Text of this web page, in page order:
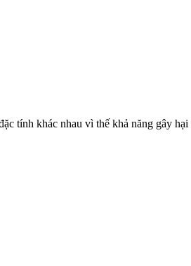
tính khác nhau vì thế khả năng gây